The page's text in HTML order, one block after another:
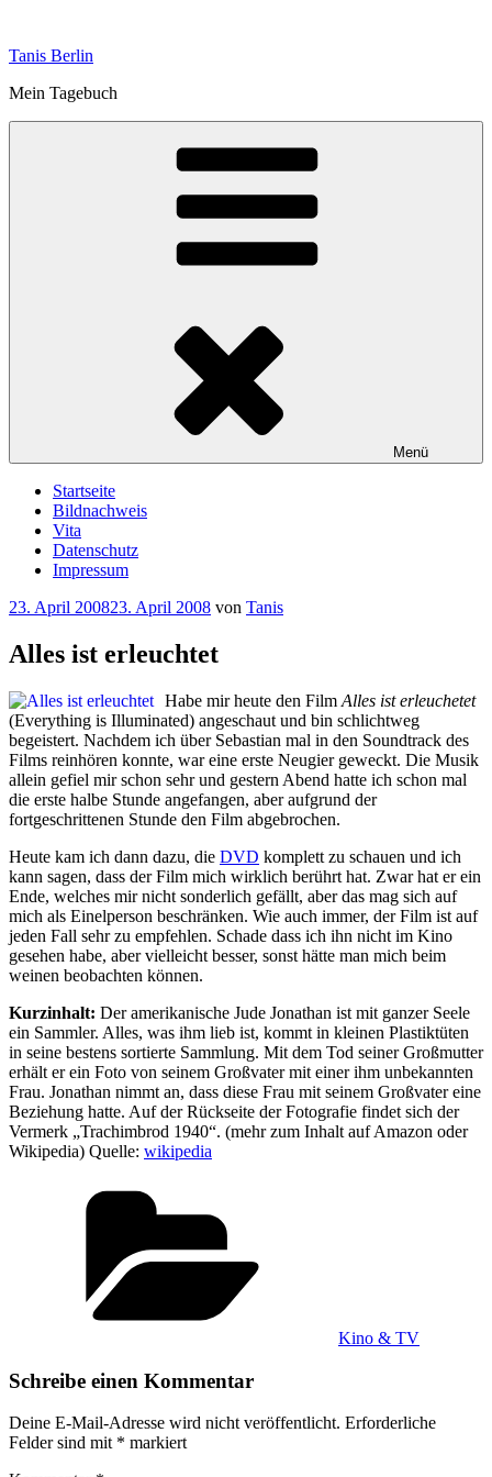
springen
Tanis Berlin
Mein Tagebuch
Menü
Startseite
Bildnachweis
Vita
Datenschutz
Impressum
Veröffentlicht
23. April 200823. April 2008 von Tanis
Alles ist erleuchtet
Habe mir heute den Film Alles ist erleuchetet
(Everything is Illuminated) angeschaut und bin schlichtweg
begeistert. Nachdem ich über Sebastian mal in den Soundtrack des
Films reinhören konnte, war eine erste Neugier geweckt. Die Musik
allein gefiel mir schon sehr und gestern Abend hatte ich schon mal
die erste halbe Stunde angefangen, aber aufgrund der
fortgeschrittenen Stunde den Film abgebrochen.
Heute kam ich dann dazu, die DVD komplett zu schauen und ich
kann sagen, dass der Film mich wirklich berührt hat. Zwar hat er ein
Ende, welches mir nicht sonderlich gefällt, aber das mag sich auf
mich als Einelperson beschränken. Wie auch immer, der Film ist auf
jeden Fall sehr zu empfehlen. Schade dass ich ihn nicht im Kino
gesehen habe, aber vielleicht besser, sonst hätte man mich beim
weinen beobachten können.
Kurzinhalt: Der amerikanische Jude Jonathan ist mit ganzer Seele
ein Sammler. Alles, was ihm lieb ist, kommt in kleinen Plastiktüten
in seine bestens sortierte Sammlung. Mit dem Tod seiner Großmutter
erhält er ein Foto von seinem Großvater mit einer ihm unbekannten
Frau. Jonathan nimmt an, dass diese Frau mit seinem Großvater eine
Beziehung hatte. Auf der Rückseite der Fotografie findet sich der
Vermerk „Trachimbrod 1940“. (mehr zum Inhalt auf Amazon oder
Wikipedia) Quelle: wikipedia
Kino & TV
Schreibe einen Kommentar
Deine E-Mail-Adresse wird nicht veröffentlicht. Erforderliche
Felder sind mit * markiert